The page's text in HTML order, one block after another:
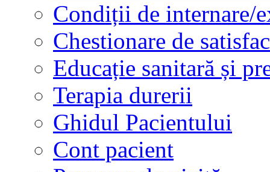
Condiții de internare/
Chestionare de
Educație sanitară și
Terapia durerii
Ghidul Pacientului
Cont pacient